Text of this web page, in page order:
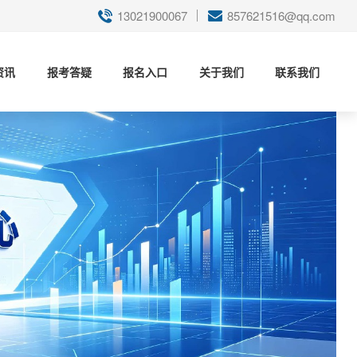
13021900067 857621516@qq.com
讯 报考答疑 报名入口 关于我们 联系我们